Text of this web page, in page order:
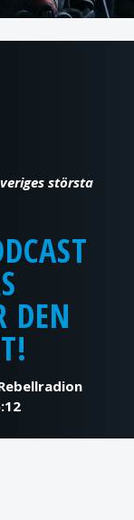
DEN